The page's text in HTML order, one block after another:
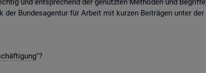
und ent­spre­chend der ge­nutz­ten Me­tho­den und
Bun­des­agen­tur für Ar­beit mit kur­zen Bei­trä­gen unter
"?